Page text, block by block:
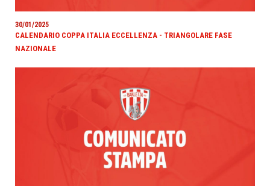
30/01/2025
CALENDARIO COPPA ITALIA ECCELLENZA - TRIANGOLARE FASE
NAZIONALE